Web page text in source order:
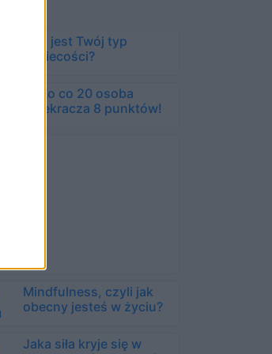
Jaki jest Twój typ
kobiecości?
Tylko co 20 osoba
przekracza 8 punktów!
Mindfulness, czyli jak
obecny jesteś w życiu?
Jaka siła kryje się w